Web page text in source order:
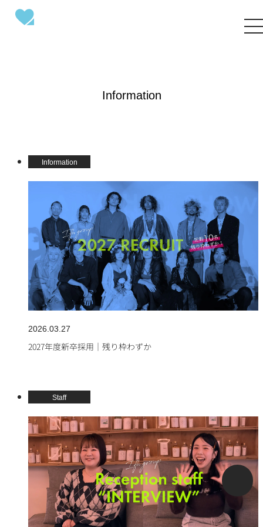
Information
Information
2026.03.27
2027年度新卒採用｜残り枠わずか
Staff